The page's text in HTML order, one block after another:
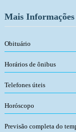
Mais Informações
Obituário
Horários de ônibus
Telefones úteis
Horóscopo
Previsão completa do